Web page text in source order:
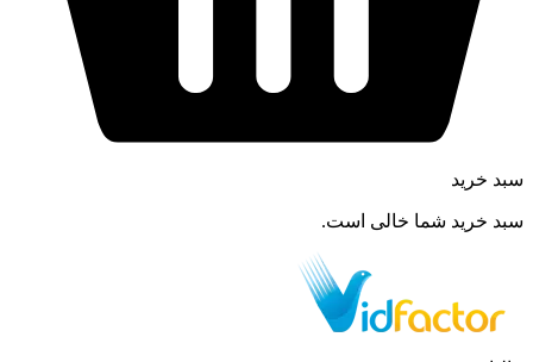
سبد خرید
سبد خرید شما خالی است.